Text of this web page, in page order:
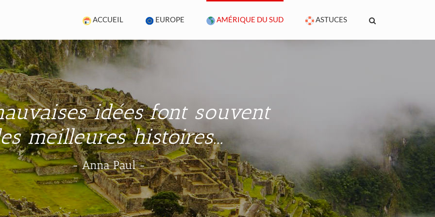
ACCUEIL EUROPE AMÉRIQUE DU SUD ASTUCES
idées font souvent
meilleures histoires...
- Anna Paul -